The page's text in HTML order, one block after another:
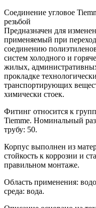
Соединение угловое
резьбой
Предназначен для
применяемый при
соединению
систем холодного и
жилых,
прокладке
транспортирующих
химически стоек.
Фитинг относится к
Tiemme. Номинальный
трубу: 50.
Корпус выполнен из
стойкость к коррозии и
правильном монтаже.
Область применения:
среда: вода.